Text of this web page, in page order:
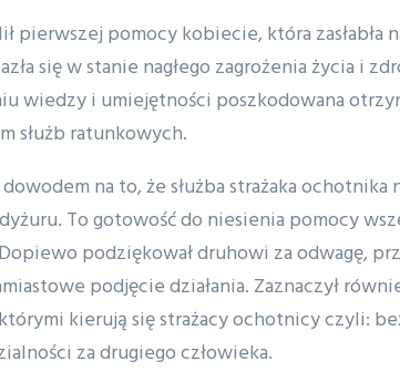
pierwszej pomocy kobiecie, która zasłabła
się w stanie nagłego zagrożenia życia i
wiedzy i umiejętności poszkodowana
służb ratunkowych.
na to, że służba strażaka
To gotowość do niesienia pomocy
podziękował druhowi za odwagę,
podjęcie działania. Zaznaczył
kierują się strażacy ochotnicy czyli:
za drugiego człowieka.